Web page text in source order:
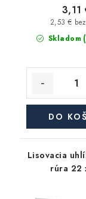
Skladom
2,53 €
3,11
DO
Lisovacia
rúra 22